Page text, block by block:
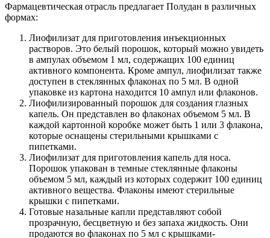
Фармацевтическая отрасль предлагает Полудан в различных
формах:
Лиофилизат для приготовления инъекционных
растворов. Это белый порошок, который можно увидеть
в ампулах объемом 1 мл, содержащих 100 единиц
активного компонента. Кроме ампул, лиофилизат также
доступен в стеклянных флаконах по 5 мл. В одной
упаковке из картона находится 10 ампул или флаконов.
Лиофилизированный порошок для создания глазных
капель. Он представлен во флаконах объемом 5 мл. В
каждой картонной коробке может быть 1 или 3 флакона,
которые оснащены стерильными крышками с
пипетками.
Лиофилизат для приготовления капель для носа.
Порошок упакован в темные стеклянные флаконы
объемом 5 мл, каждый из которых содержит 100 единиц
активного вещества. Флаконы имеют стерильные
крышки с пипетками.
Готовые назальные капли представляют собой
прозрачную, бесцветную и без запаха жидкость. Они
продаются во флаконах по 5 мл с крышками-